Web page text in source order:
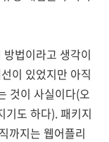
법이라고 생각이
이 있었지만 아직
것이 사실이다(오
기도 하다). 패키지
까지는 웹어플리